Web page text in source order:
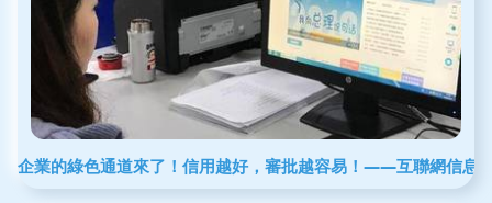
企業的綠色通道來了！信用越好，審批越容易！——互聯網信息